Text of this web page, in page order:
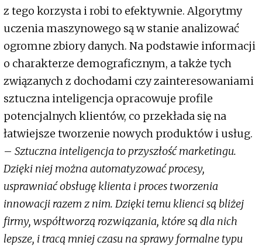
z tego korzysta i robi to efektywnie. Algorytmy
uczenia maszynowego są w stanie analizować
ogromne zbiory danych. Na podstawie informacji
o charakterze demograficznym, a także tych
związanych z dochodami czy zainteresowaniami
sztuczna inteligencja opracowuje profile
potencjalnych klientów, co przekłada się na
łatwiejsze tworzenie nowych produktów i usług.
– Sztuczna inteligencja to przyszłość marketingu.
Dzięki niej można automatyzować procesy,
usprawniać obsługę klienta i proces tworzenia
innowacji razem z nim. Dzięki temu klienci są bliżej
firmy, współtworzą rozwiązania, które są dla nich
lepsze, i tracą mniej czasu na sprawy formalne typu